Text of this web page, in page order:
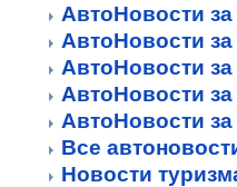
АвтоНовости за
АвтоНовости за
АвтоНовости за
АвтоНовости за
АвтоНовости за
Все
Новости